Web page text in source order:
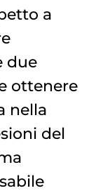
a
due
ottenere
nella
del